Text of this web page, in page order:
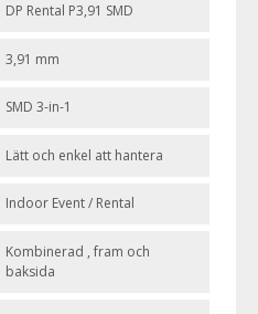
DP Rental P3,91 SMD
3,91 mm
SMD 3-in-1
Lätt och enkel att hantera
Indoor Event / Rental
Kombinerad , fram och
baksida